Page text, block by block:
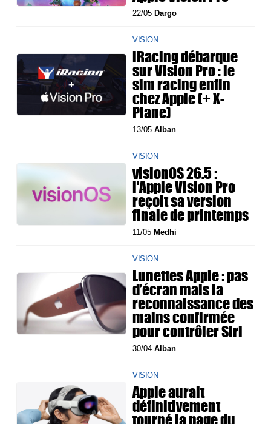
22/05 Dargo
VISION
iRacing débarque
sur Vision Pro : le
sim racing enfin
chez Apple (+ X-
Plane)
13/05Alban
VISION
visionOS 26.5 :
l'Apple Vision Pro
reçoit sa version
finale de printemps
11/05 Medhi
VISION
Lunettes Apple : pas
d’écran mais la
reconnaissance des
mains confirmée
pour contrôler Siri
30/04Alban
VISION
Apple aurait
définitivement